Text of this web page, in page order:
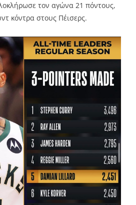
τον αγώνα 21 πόντους,
κόντρα στους Πέισερς.